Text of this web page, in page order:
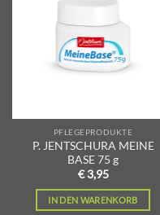
hinzufügen
PFLEGEPRODUKTE
P. JENTSCHURA MEINE
BASE 75 g
€ 3,95
IN DEN WARENKORB